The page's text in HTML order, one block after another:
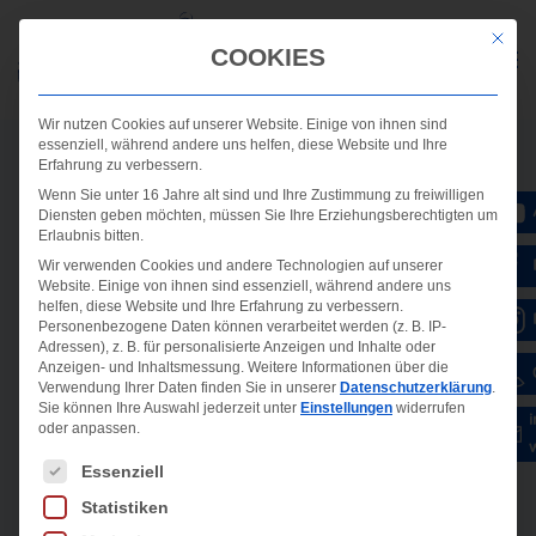
Mit
COOKIES
Wir nutzen Cookies auf unserer Website. Einige von ihnen sind
essenziell, während andere uns helfen, diese Website und Ihre
Erfahrung zu verbessern.
Wenn Sie unter 16 Jahre alt sind und Ihre Zustimmung zu freiwilligen
Diensten geben möchten, müssen Sie Ihre Erziehungsberechtigten um
Erlaubnis bitten.
Wir verwenden Cookies und andere Technologien auf unserer
Website. Einige von ihnen sind essenziell, während andere uns
helfen, diese Website und Ihre Erfahrung zu verbessern.
Personenbezogene Daten können verarbeitet werden (z. B. IP-
Adressen), z. B. für personalisierte Anzeigen und Inhalte oder
Anzeigen- und Inhaltsmessung. Weitere Informationen über die
Verwendung Ihrer Daten finden Sie in unserer Datenschutzerklärung.
Sie können Ihre Auswahl jederzeit unter Einstellungen widerrufen
oder anpassen.
Es folgt eine Liste der Service-Gruppen, für die
Essenziell
Statistiken